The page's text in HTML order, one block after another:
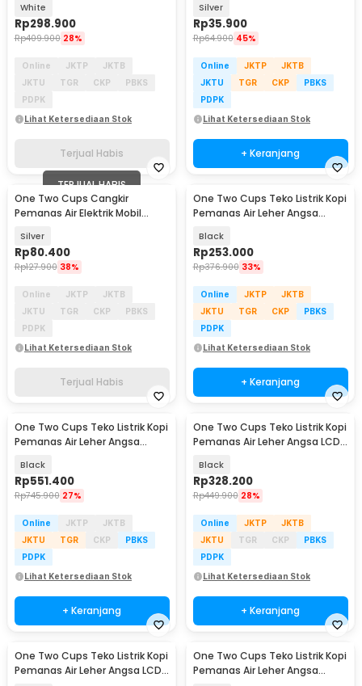
White
Rp298.900
Rp409.900 28%
Online JKTP
JKTB
JKTU
TGR CKP
PBKS
PDPK
Lihat Ketersediaan Stok
Terjual Habis
Silver
Rp35.900
Rp64.900 45%
Online JKTP
JKTB
JKTU
TGR CKP
PBKS
PDPK
Lihat Ketersediaan Stok
+ Keranjang
TERJUAL HABIS
One Two Cups Cangkir
Pemanas Air Elektrik Mobil
EST350
Silver
Rp80.400
Rp127.900 38%
Online JKTP
JKTB
JKTU
TGR CKP
PBKS
PDPK
Lihat Ketersediaan Stok
Terjual Habis
One Two Cups Teko Listrik Kopi
Pemanas Air Leher Angsa
Black
Rp253.000
Rp376.900 33%
Online JKTP
JKTB
JKTU
TGR CKP
PBKS
PDPK
Lihat Ketersediaan Stok
+ Keranjang
One Two Cups Teko Listrik Kopi
Pemanas Air Leher Angsa
Black
Rp551.400
Rp745.900 27%
Online JKTP
JKTB
JKTU
TGR CKP
PBKS
PDPK
Lihat Ketersediaan Stok
+ Keranjang
One Two Cups Teko Listrik Kopi
Pemanas Air Leher Angsa LCD
Black
Rp328.200
Rp449.900 28%
Online JKTP
JKTB
JKTU
TGR CKP
PBKS
PDPK
Lihat Ketersediaan Stok
+ Keranjang
One Two Cups Teko Listrik Kopi
Pemanas Air Leher Angsa LCD
One Two Cups Teko Listrik Kopi
Pemanas Air Leher Angsa